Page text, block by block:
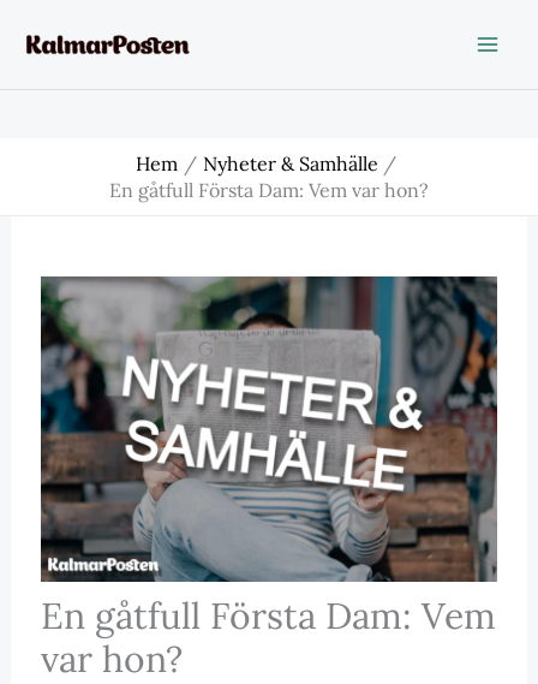
Hem
Nyheter & Samhälle
En gåtfull Första Dam: Vem var hon?
En gåtfull Första Dam: Vem
var hon?